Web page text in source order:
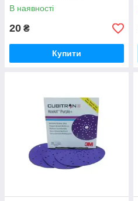
В наявності
20 ₴
Купити